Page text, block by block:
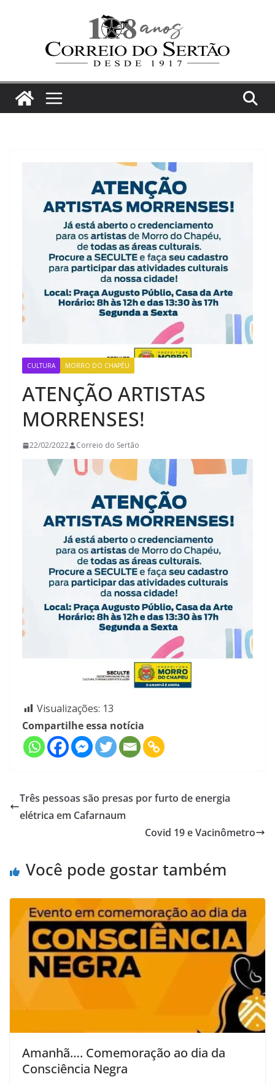
CULTURA MORRO DO CHAPÉU
ATENÇÃO ARTISTAS
MORRENSES!
22/02/2022 Correio do Sertão
Visualizações: 13
Compartilhe essa notícia
Três pessoas são presas por furto de energia
elétrica em Cafarnaum
Covid 19 e Vacinômetro
Você pode gostar também
Amanhã…. Comemoração ao dia da
Consciência Negra